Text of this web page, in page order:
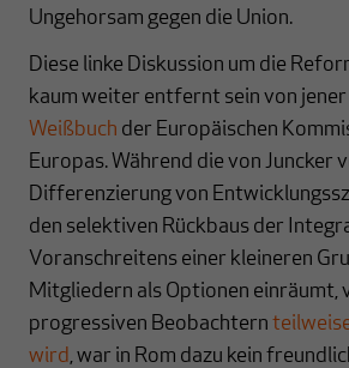
Ungehorsam gegen die Union.
Diese linke Diskussion um die
kaum weiter entfernt sein von
Weißbuch der Europäischen
Europas. Während die von Juncker
Differenzierung von
den selektiven Rückbaus der
Voranschreitens einer kleineren
Mitgliedern als Optionen einräumt,
progressiven Beobachtern
wird, war in Rom dazu kein